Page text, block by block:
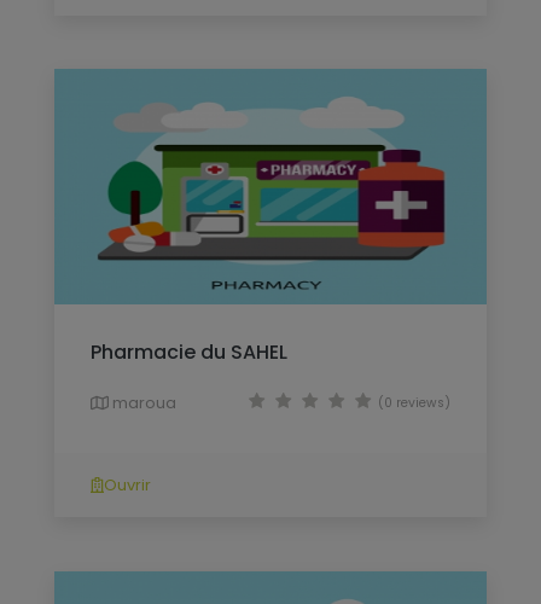
Pharmacie du SAHEL
maroua (0 reviews)
Ouvrir